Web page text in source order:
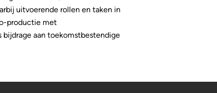
uitvoerende rollen en taken in
productie met
bijdrage aan toekomstbestendige